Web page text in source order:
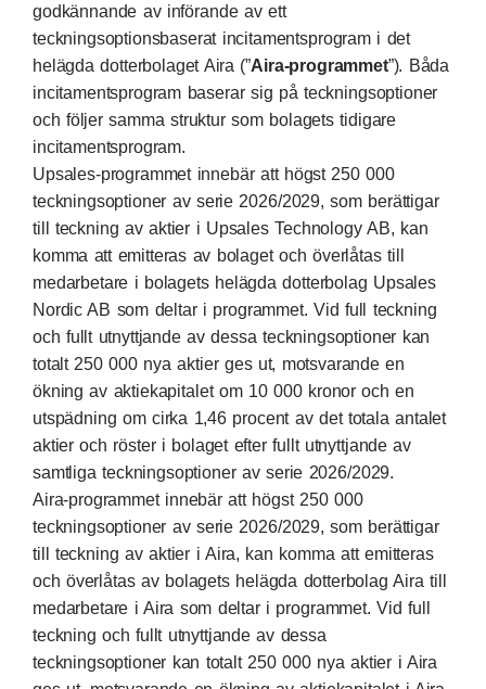
godkännande av införande av ett
teckningsoptionsbaserat incitamentsprogram i det
helägda dotterbolaget Aira (”Aira-programmet”). Båda
incitamentsprogram baserar sig på teckningsoptioner
och följer samma struktur som bolagets tidigare
incitamentsprogram.
Upsales-programmet innebär att högst 250 000
teckningsoptioner av serie 2026/2029, som berättigar
till teckning av aktier i Upsales Technology AB, kan
komma att emitteras av bolaget och överlåtas till
medarbetare i bolagets helägda dotterbolag Upsales
Nordic AB som deltar i programmet. Vid full teckning
och fullt utnyttjande av dessa teckningsoptioner kan
totalt 250 000 nya aktier ges ut, motsvarande en
ökning av aktiekapitalet om 10 000 kronor och en
utspädning om cirka 1,46 procent av det totala antalet
aktier och röster i bolaget efter fullt utnyttjande av
samtliga teckningsoptioner av serie 2026/2029.
Aira-programmet innebär att högst 250 000
teckningsoptioner av serie 2026/2029, som berättigar
till teckning av aktier i Aira, kan komma att emitteras
och överlåtas av bolagets helägda dotterbolag Aira till
medarbetare i Aira som deltar i programmet. Vid full
teckning och fullt utnyttjande av dessa
teckningsoptioner kan totalt 250 000 nya aktier i Aira